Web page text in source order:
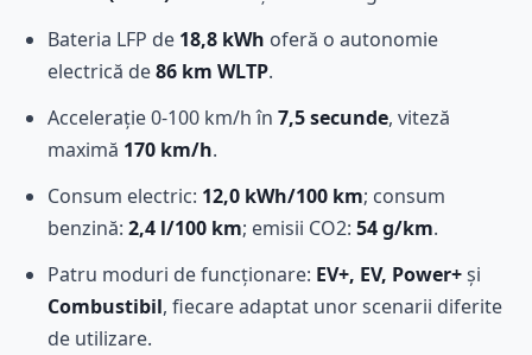
Bateria LFP de 18,8 kWh oferă o autonomie
electrică de86 km WLTP.
Accelerație 0-100 km/h în 7,5 secunde, viteză
maximă 170 km/h.
Consum electric: 12,0 kWh/100 km; consum
benzină: 2,4 l/100 km; emisii CO2: 54 g/km.
Patru moduri de funcționare: EV+, EV, Power+și
Combustibil, fiecare adaptat unor scenarii diferite
de utilizare.